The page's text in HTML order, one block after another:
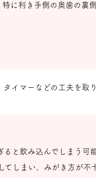
に利き手側の奥歯の裏
イマーなどの工夫を取
と飲み込んでしまう可能
しまい、みがき方が不